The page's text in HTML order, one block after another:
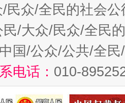
众/全民的社会公
民/大众/民众/全民
中国/公众/公共/全
电话： 010-